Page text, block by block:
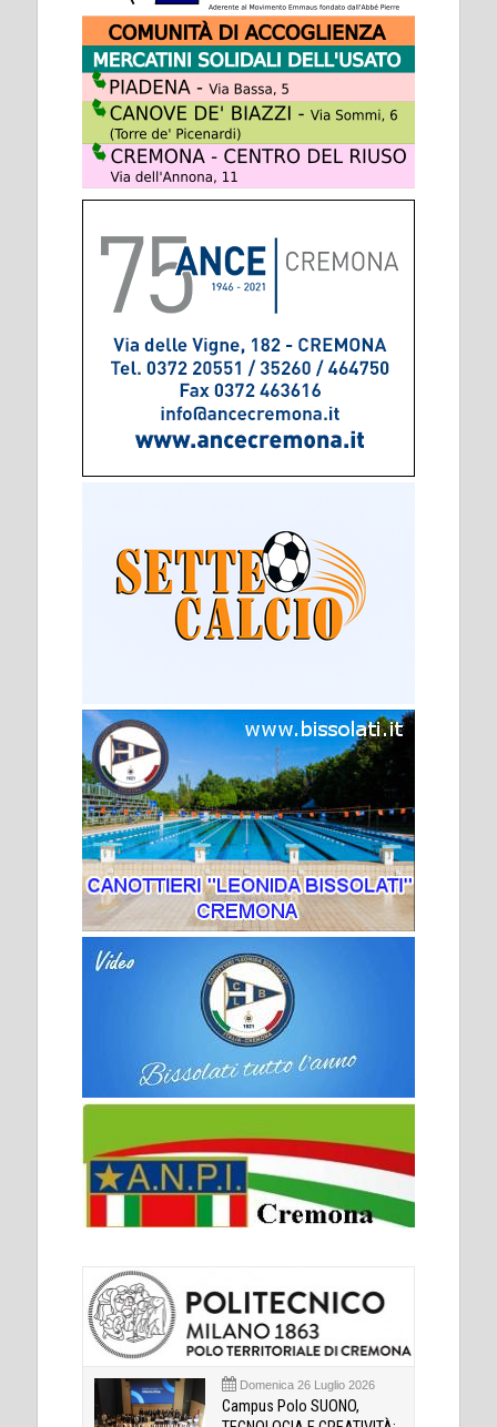
Domenica 26 Luglio 2026
Campus Polo SUONO,